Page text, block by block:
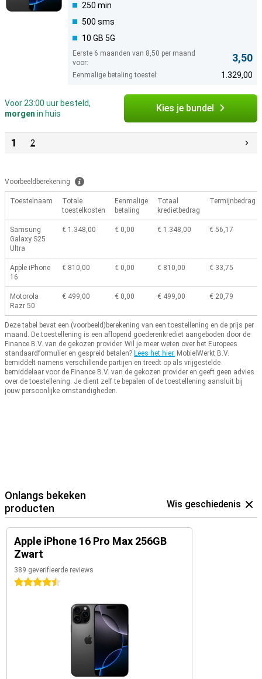
250 min
500 sms
10 GB 5G
Eerste 6 maanden van 8,50 per maand
voor:
3,50
Eenmalige betaling toestel: 1.329,00
Voor 23:00 uur besteld,
morgen in huis Kies je bundel
1 2
Voorbeeldberekening
Toestelnaam
Totale
toestelkosten
Eenmalige
betaling
Totaal
kredietbedrag
Termijnbedrag
Samsung
Galaxy S25
Ultra
€ 1.348,00 € 0,00 € 1.348,00 € 56,17
Apple iPhone
16
€ 810,00 € 0,00 € 810,00 € 33,75
Motorola
Razr 50
€ 499,00 € 0,00 € 499,00 € 20,79
Deze tabel bevat een (voorbeeld)berekening van een toestellening en de prijs per
maand. De toestellening is een aflopend goederenkrediet aangeboden door de
Finance B.V. van de gekozen provider. Wil je meer weten over het Europees
standaardformulier en gespreid betalen? Lees het hier. MobielWerkt B.V.
bemiddelt namens verschillende partijen en treedt op als vrijgestelde
bemiddelaar voor de Finance B.V. van de gekozen provider en geeft geen advies
over de toestellening. Je dient zelf te bepalen of de toestellening aansluit bij
jouw persoonlijke omstandigheden.
Onlangs bekeken
producten
Wis geschiedenis
Apple iPhone 16 Pro Max 256GB
Zwart
389 geverifieerde reviews
4.5 sterren